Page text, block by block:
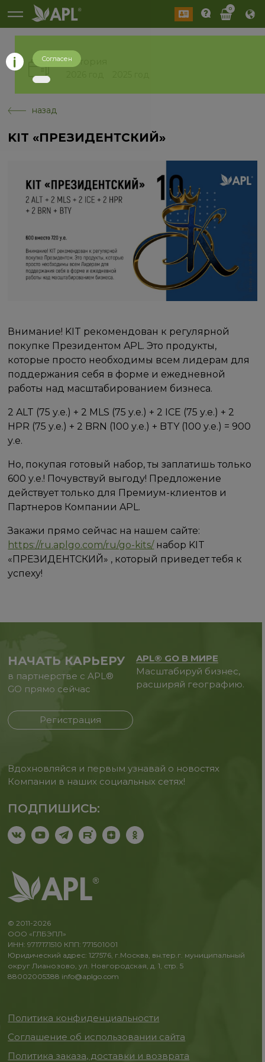
0
История
назад
KIT «ПРЕЗИДЕНТСКИЙ»
Внимание! KIT рекомендован к регулярной
покупке Президентом APL. Это продукты,
которые просто необходимы всем лидерам для
поддержания себя в форме и ежедневной
работы над масштабированием бизнеса.
2 ALT (75 у.е.) + 2 MLS (75 у.е.) + 2 ICE (75 у.е.) + 2
HPR (75 у.е.) + 2 BRN (100 у.е.) + BTY (100 у.е.) = 900
у.е.
Но, покупая готовый набор, ты заплатишь только
600 у.е.! Почувствуй выгоду! Предложение
действует только для Премиум-клиентов и
Партнеров Компании APL.
Закажи прямо сейчас на нашем сайте:
https://ru.aplgo.com/ru/go-kits/набор KIT
«ПРЕЗИДЕНТСКИЙ» , который приведет тебя к
успеху!
НАЧАТЬ КАРЬЕРУ
в партнерстве с APL®
GO прямо сейчас
Регистрация
APL® GO В МИРЕ
Масштабируй бизнес,
расширяй географию.
Вдохновляйся и первым узнавай о новостях
Компании в наших социальных сетях!
ПОДПИШИСЬ:
© 2011-2026
ООО «ГЛБЭПЛ»
ИНН: 9717171510 КПП: 771501001
Юридический адрес: 127576, г.Москва, вн.тер.г. муниципальный
округ Лианозово, ул. Новгородская, д. 1, стр. 5
88002005388 info@aplgo.com
Политика конфиденциальности
Соглашение об использовании сайта
Политика заказа, доставки и возврата
Согласен